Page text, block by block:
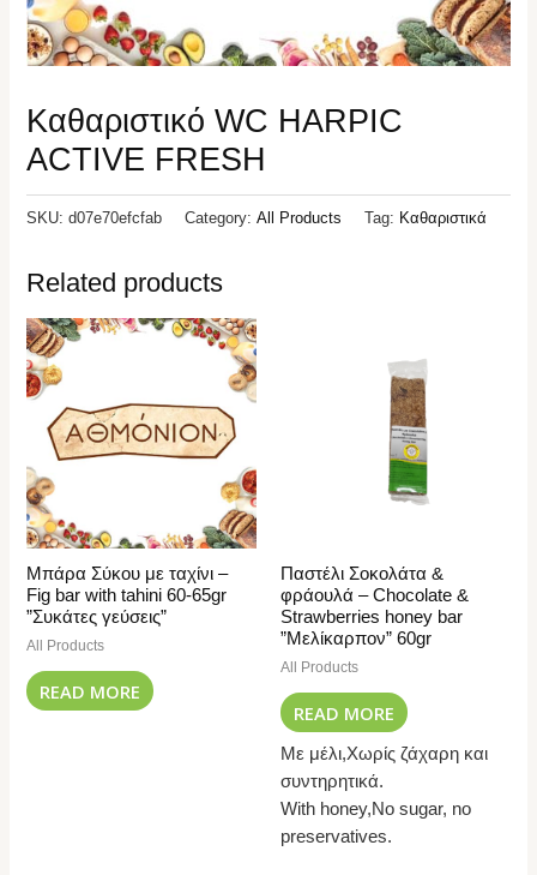
Καθαριστικό WC HARPIC
ACTIVE FRESH
SKU:d07e70efcfab Category:All Products Tag: Καθαριστικά
Related products
Μπάρα Σύκου με ταχίνι –
Fig bar with tahini 60-65gr
”Συκάτες γεύσεις”
All Products
READ MORE
Παστέλι Σοκολάτα &
φράουλά – Chocolate &
Strawberries honey bar
”Μελίκαρπον” 60gr
All Products
READ MORE
Με μέλι,Χωρίς ζάχαρη και
συντηρητικά.
With honey,No sugar, no
preservatives.